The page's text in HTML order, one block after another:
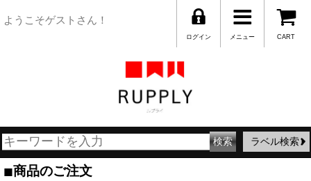
ようこそゲストさん！
CART
メニュー
ログイン
ラベル検索
■商品のご注文